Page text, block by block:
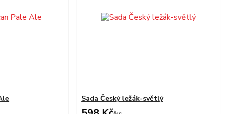
Sada Český ležák-světlý